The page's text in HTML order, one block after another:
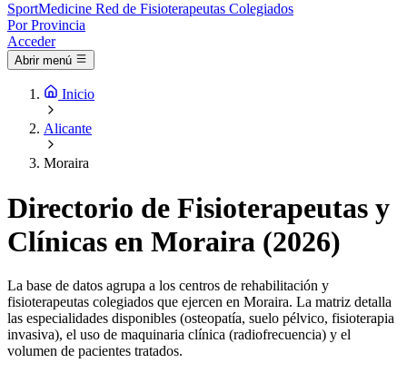
SportMedicine Red de Fisioterapeutas Colegiados
Por Provincia
Acceder
Abrir menú
Inicio
Alicante
Moraira
Directorio de Fisioterapeutas y
Clínicas en Moraira (2026)
La base de datos agrupa a los centros de rehabilitación y
fisioterapeutas colegiados que ejercen en Moraira. La matriz detalla
las especialidades disponibles (osteopatía, suelo pélvico, fisioterapia
invasiva), el uso de maquinaria clínica (radiofrecuencia) y el
volumen de pacientes tratados.